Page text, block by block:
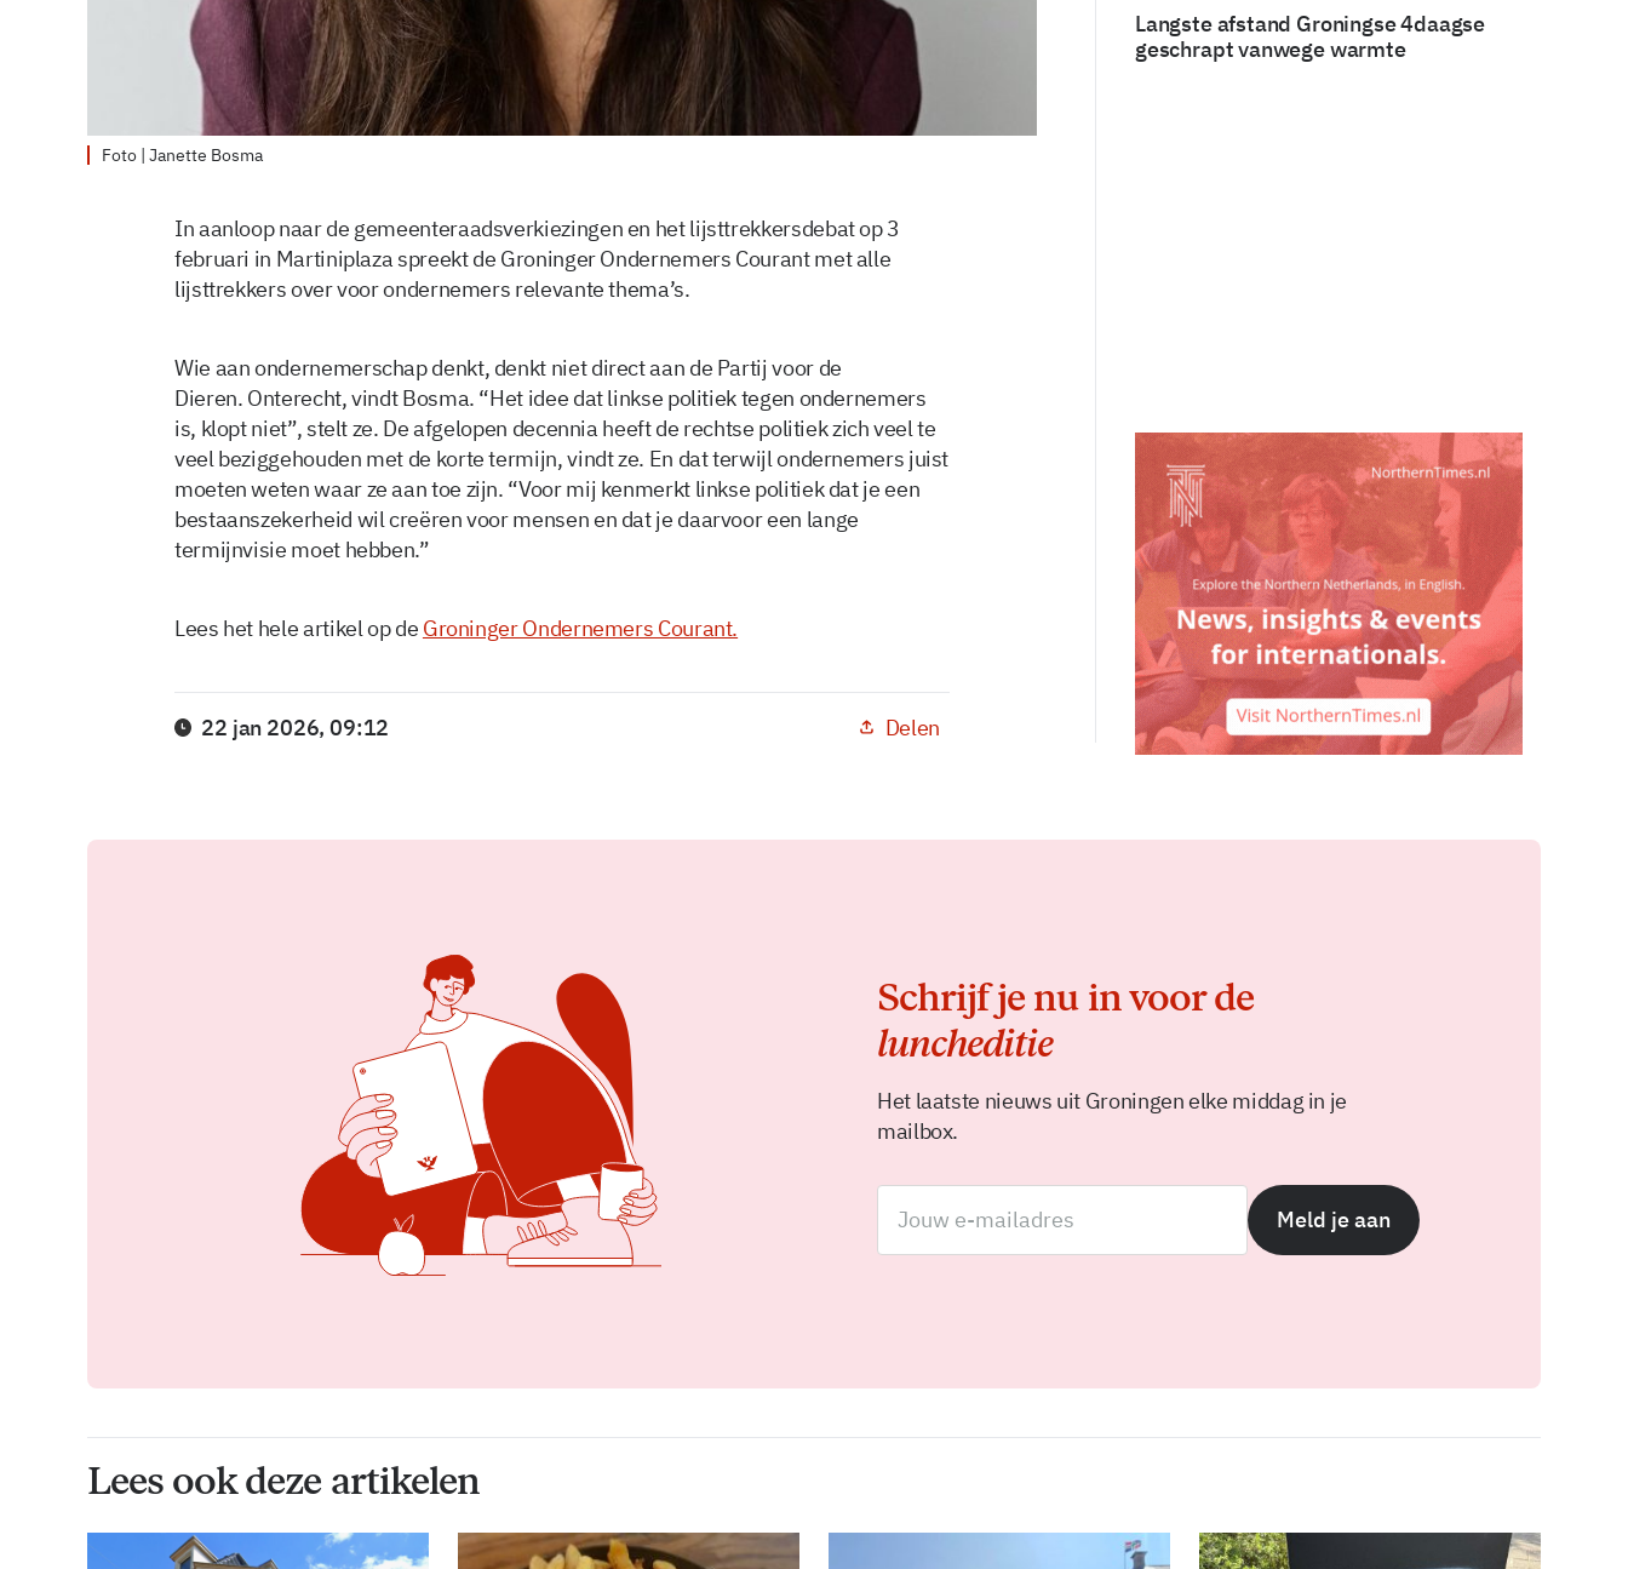
Foto | Janette Bosma
In aanloop naar de gemeenteraadsverkiezingen en het lijsttrekkersdebat op 3
februari in Martiniplaza spreekt de Groninger Ondernemers Courant met alle
lijsttrekkers over voor ondernemers relevante thema’s.
Wie aan ondernemerschap denkt, denkt niet direct aan de Partij voor de
Dieren. Onterecht, vindt Bosma. “Het idee dat linkse politiek tegen ondernemers
is, klopt niet”, stelt ze. De afgelopen decennia heeft de rechtse politiek zich veel te
veel beziggehouden met de korte termijn, vindt ze. En dat terwijl ondernemers juist
moeten weten waar ze aan toe zijn. “Voor mij kenmerkt linkse politiek dat je een
bestaanszekerheid wil creëren voor mensen en dat je daarvoor een lange
termijnvisie moet hebben.”
Lees het hele artikel op de Groninger Ondernemers Courant.
22 jan 2026, 09:12 Delen
Langste afstand Groningse 4daagse
geschrapt vanwege warmte
Schrijf je nu in voor de
luncheditie
Het laatste nieuws uit Groningen elke middag in je
mailbox.
Meld je aan
Lees ook deze artikelen